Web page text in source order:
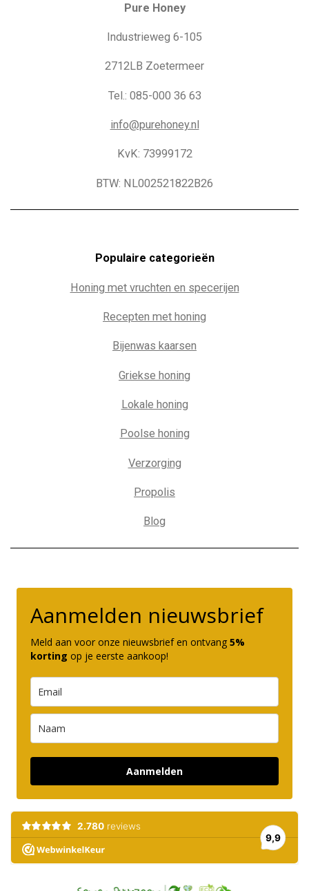
Pure Honey
Industrieweg 6-105
2712LB Zoetermeer
Tel.: 085-000 36 63
info@purehoney.nl
KvK: 73999172
BTW: NL002521822B26
Populaire categorieën
Honing met vruchten en specerijen
Recepten met honing
Bijenwas kaarsen
Griekse honing
Lokale honing
Poolse honing
Verzorging
Propolis
Blog
Aanmelden nieuwsbrief
Meld aan voor onze nieuwsbrief en ontvang 5%
korting op je eerste aankoop!
Aanmelden